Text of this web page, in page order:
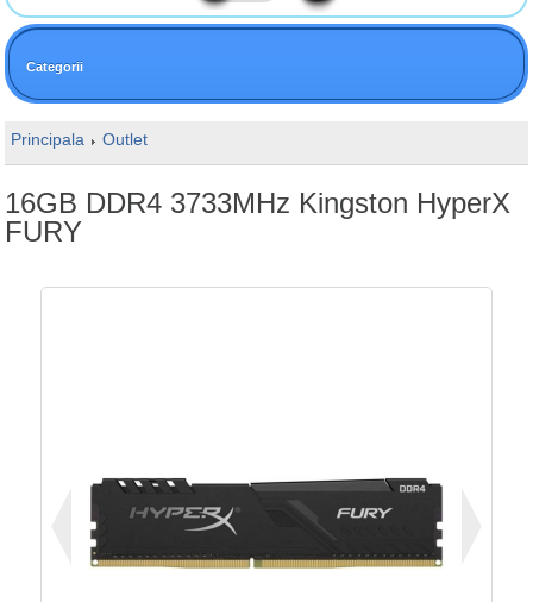
Categorii
Principala Outlet
16GB DDR4 3733MHz Kingston HyperX
FURY